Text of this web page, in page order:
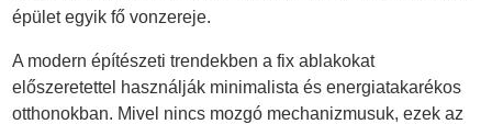
épület egyik fő vonzereje.
A modern építészeti trendekben a fix ablakokat
előszeretettel használják minimalista és energiatakarékos
otthonokban. Mivel nincs mozgó mechanizmusuk, ezek az